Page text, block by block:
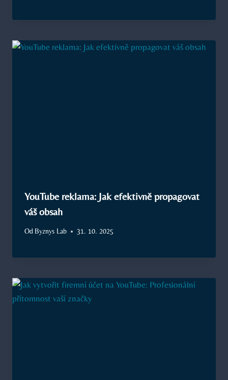
YouTube reklama: Jak efektivně propagovat
váš obsah
Od Byznys Lab 31. 10. 2025